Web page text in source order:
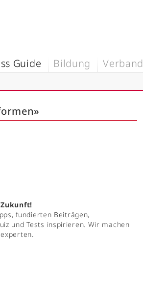
Guide Bildung Verband
fundierten Beiträgen,
und Tests inspirieren. Wir machen